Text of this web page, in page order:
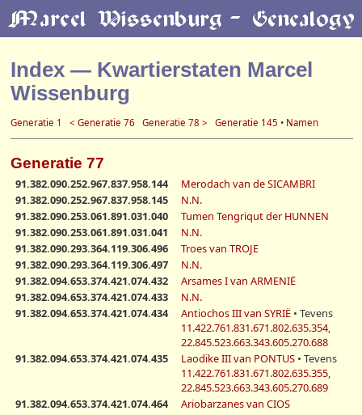
Index — Kwartierstaten Marcel
Wissenburg
Generatie 1 < Generatie 76 Generatie 78 > Generatie 145 • Namen
Generatie 77
91.382.090.252.967.837.958.144
Merodach van de SICAMBRI
91.382.090.252.967.837.958.145
N.N.
91.382.090.253.061.891.031.040
Tumen Tengriqut der HUNNEN
91.382.090.253.061.891.031.041
N.N.
91.382.090.293.364.119.306.496
Troes van TROJE
91.382.090.293.364.119.306.497
N.N.
91.382.094.653.374.421.074.432
Arsames I van ARMENIË
91.382.094.653.374.421.074.433
N.N.
91.382.094.653.374.421.074.434
Antiochos III van SYRIË • Tevens
11.422.761.831.671.802.635.354,
22.845.523.663.343.605.270.688
91.382.094.653.374.421.074.435
Laodike III van PONTUS • Tevens
11.422.761.831.671.802.635.355,
22.845.523.663.343.605.270.689
91.382.094.653.374.421.074.464
Ariobarzanes van CIOS